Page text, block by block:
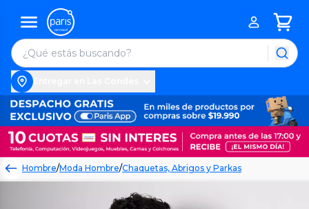
Hombre/Moda Hombre/Chaquetas, Abrigos y Parkas